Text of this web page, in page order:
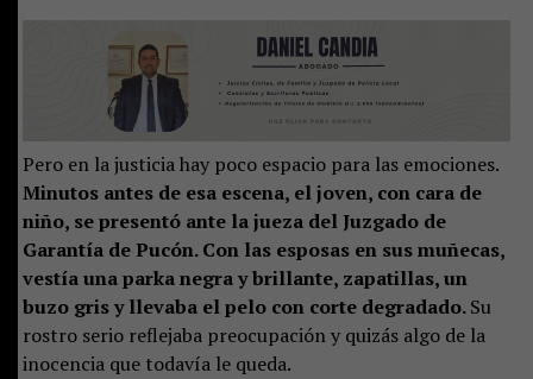
Pero en la justicia hay poco espacio para las emociones.
Minutos antes de esa escena, el joven, con cara de
niño, se presentó ante la jueza del Juzgado de
Garantía de Pucón. Con las esposas en sus muñecas,
vestía una parka negra y brillante, zapatillas, un
buzo gris y llevaba el pelo con corte degradado.Su
rostro serio reflejaba preocupación y quizás algo de la
inocencia que todavía le queda.